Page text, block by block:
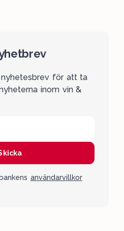
för att ta
inom vin &
användarvillkor